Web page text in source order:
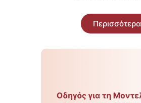
Περισσότερα